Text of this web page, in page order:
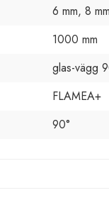
6 mm, 8
1000 mm
glas-vägg
FLAMEA+
90°